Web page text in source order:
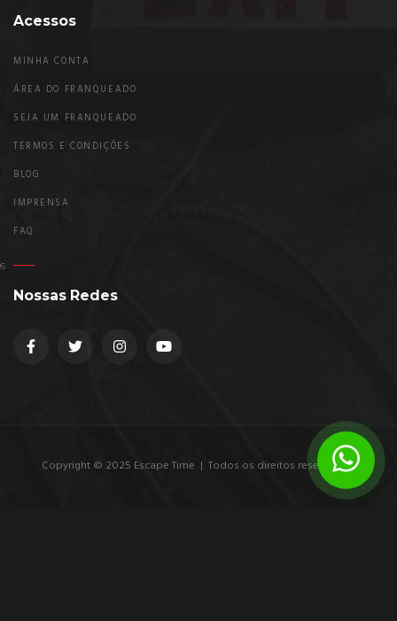
Acessos
MINHA CONTA
ÁREA DO FRANQUEADO
SEJA UM FRANQUEADO
TERMOS E CONDIÇÕES
BLOG
IMPRENSA
FAQ
Nossas Redes
Copyright © 2025 Escape Time | Todos os direitos reservados.